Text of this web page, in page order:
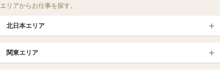
エリアからお仕事を探す。
北日本エリア
北海道（札幌・旭川・函館）
青森
関東エリア